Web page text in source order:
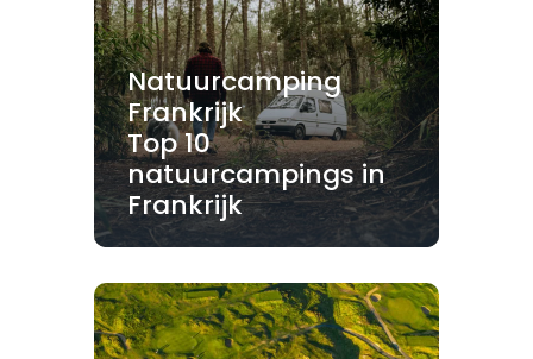
Natuurcamping
Frankrijk
Top 10
natuurcampings in
Frankrijk